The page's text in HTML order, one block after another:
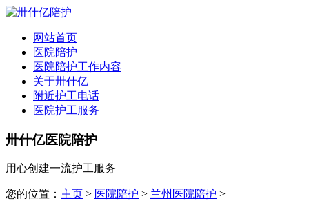
网站首页
医院陪护
医院陪护工作内容
关于卅什亿
附近护工电话
医院护工服务
卅什亿医院陪护
用心创建一流护工服务
您的位置： 主页 > 医院陪护 > 兰州医院陪护 >